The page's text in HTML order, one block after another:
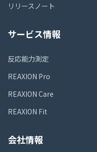
リリースノート
サービス情報
反応能力測定
REAXION Pro
REAXION Care
REAXION Fit
会社情報